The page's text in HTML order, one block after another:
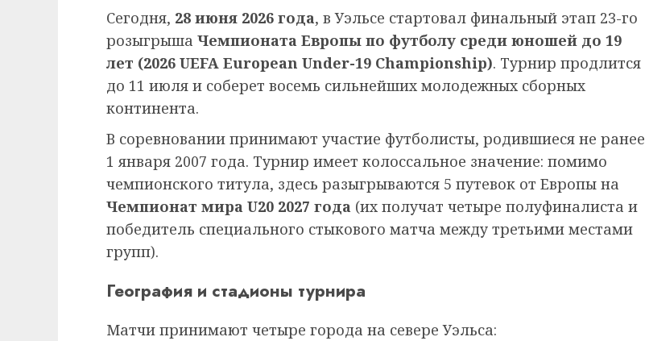
Сегодня, 28 июня 2026 года, в Уэльсе стартовал финальный этап 23-го
розыгрыша Чемпионата Европы по футболу среди юношей до 19
лет (2026 UEFA European Under-19 Championship). Турнир продлится
до 11 июля и соберет восемь сильнейших молодежных сборных
континента.
В соревновании принимают участие футболисты, родившиеся не ранее
1 января 2007 года. Турнир имеет колоссальное значение: помимо
чемпионского титула, здесь разыгрываются 5 путевок от Европы на
Чемпионат мира U20 2027 года (их получат четыре полуфиналиста и
победитель специального стыкового матча между третьими местами
групп).
География и стадионы турнира
Матчи принимают четыре города на севере Уэльса: